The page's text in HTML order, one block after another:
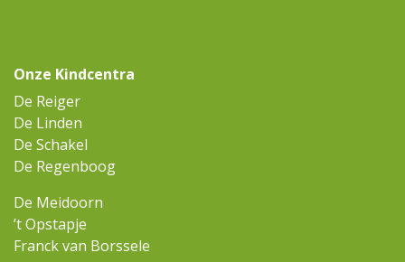
Onze Kindcentra
De Reiger
De Linden
De Schakel
De Regenboog
De Meidoorn
’t Opstapje
Franck van Borssele